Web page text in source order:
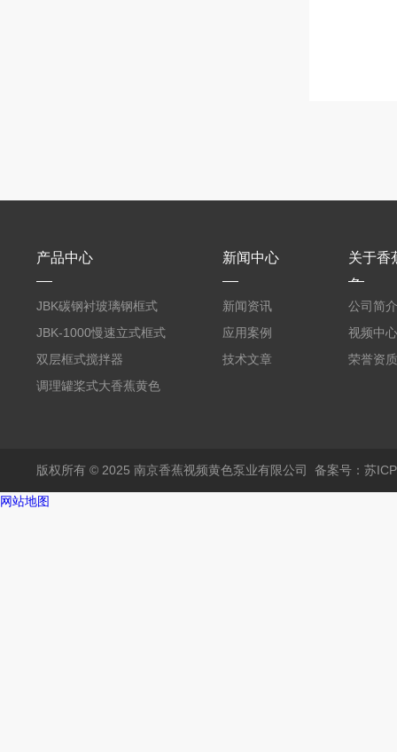
产品中心
JBK碳钢衬玻璃钢框式
大香蕉黄色电影
JBK-1000慢速立式框式
大香蕉黄色电影
双层框式搅拌器
调理罐桨式大香蕉黄色
新闻中心
新闻资讯
应用案例
技术文章
关于香
色
公司简介
视频中心
荣誉资质
版权所有 © 2025 南京香蕉视频黄色泵业有限公司 备案号：苏
网站地图